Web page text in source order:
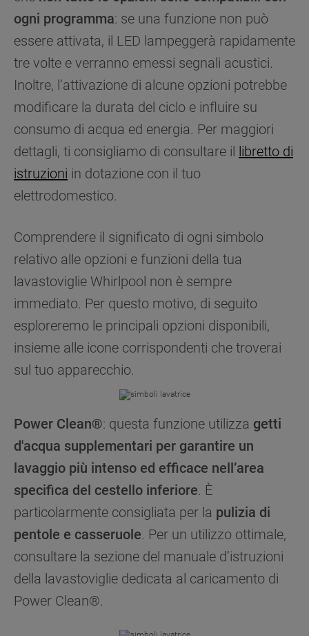
ogni programma: se una funzione non può
essere attivata, il LED lampeggerà rapidamente
tre volte e verranno emessi segnali acustici.
Inoltre, l’attivazione di alcune opzioni potrebbe
modificare la durata del ciclo e influire su
consumo di acqua ed energia. Per maggiori
dettagli, ti consigliamo di consultare il libretto di
istruzioni in dotazione con il tuo
elettrodomestico.
Comprendere il significato di ogni simbolo
relativo alle opzioni e funzioni della tua
lavastoviglie Whirlpool non è sempre
immediato. Per questo motivo, di seguito
esploreremo le principali opzioni disponibili,
insieme alle icone corrispondenti che troverai
sul tuo apparecchio.
Power Clean®: questa funzione utilizza getti
d'acqua supplementari per garantire un
lavaggio più intenso ed efficace nell’area
specifica del cestello inferiore. È
particolarmente consigliata per la pulizia di
pentole e casseruole. Per un utilizzo ottimale,
consultare la sezione del manuale d’istruzioni
della lavastoviglie dedicata al caricamento di
Power Clean®.